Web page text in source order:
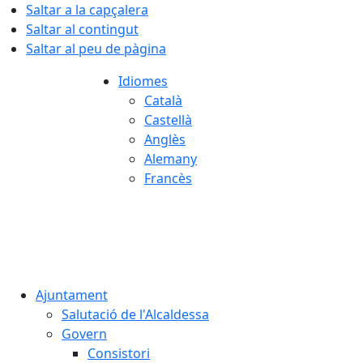
Saltar a la capçalera
Saltar al contingut
Saltar al peu de pàgina
Idiomes
Català
Castellà
Anglès
Alemany
Francès
Ajuntament
Salutació de l'Alcaldessa
Govern
Consistori